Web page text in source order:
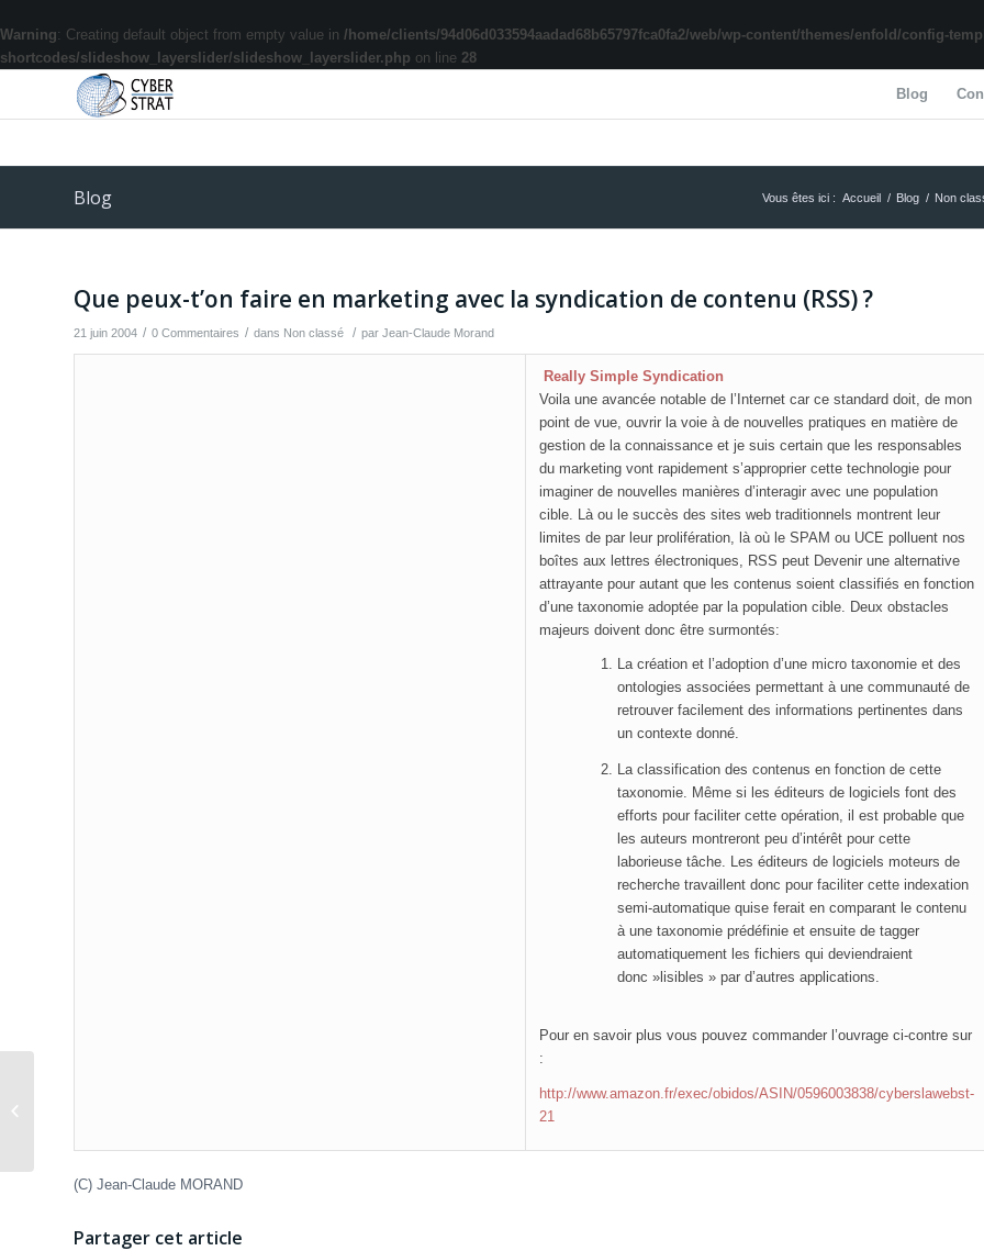
Warning: Creating default object from empty value in /home/clients/94d06d033594aadad68b65797fca0fa2/web/wp-content/themes/enfold/config-
shortcodes/slideshow_layerslider/slideshow_layerslider.php on line 28
Blog
Blog Vous êtes ici : Accueil / Blog / Non
Que peux-t’on faire en marketing avec la syndication de contenu (RSS) ?
21 juin 2004 / 0 Commentaires / dans Non classé / par Jean-Claude Morand
Really Simple Syndication
Voila une avancée notable de l’Internet car ce standard doit, de mon
point de vue, ouvrir la voie à de nouvelles pratiques en matière de
gestion de la connaissance et je suis certain que les responsables
du marketing vont rapidement s’approprier cette technologie pour
imaginer de nouvelles manières d’interagir avec une population
cible. Là ou le succès des sites web traditionnels montrent leur
limites de par leur prolifération, là où le SPAM ou UCE polluent nos
boîtes aux lettres électroniques, RSS peut Devenir une alternative
attrayante pour autant que les contenus soient classifiés en fonction
d’une taxonomie adoptée par la population cible. Deux obstacles
majeurs doivent donc être surmontés:
La création et l’adoption d’une micro taxonomie et des
ontologies associées permettant à une communauté de
retrouver facilement des informations pertinentes dans
un contexte donné.
La classification des contenus en fonction de cette
taxonomie. Même si les éditeurs de logiciels font des
efforts pour faciliter cette opération, il est probable que
les auteurs montreront peu d’intérêt pour cette
laborieuse tâche. Les éditeurs de logiciels moteurs de
recherche travaillent donc pour faciliter cette indexation
semi-automatique quise ferait en comparant le contenu
à une taxonomie prédéfinie et ensuite de tagger
automatiquement les fichiers qui deviendraient
donc »lisibles » par d’autres applications.
Pour en savoir plus vous pouvez commander l’ouvrage ci-contre sur
:
http://www.amazon.fr/exec/obidos/ASIN/0596003838/cyberslawebst-
21
(C) Jean-Claude MORAND
Partager cet article